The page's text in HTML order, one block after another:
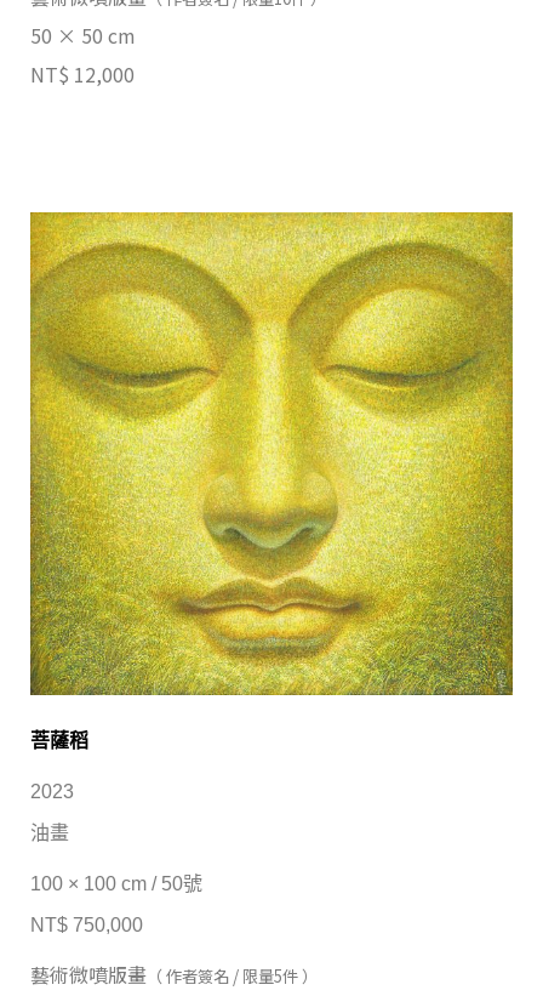
50 × 50 cm
NT$ 12,000
菩薩稻
2023
油畫
100 × 100 cm / 50號
NT$ 750,000
藝術微噴版畫 （ 作者簽名 / 限量5件 ）